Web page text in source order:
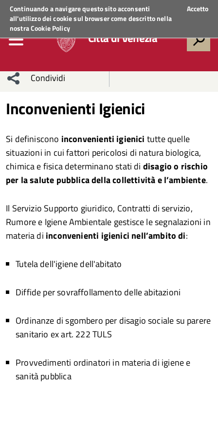
Continuando a navigare questo sito acconsenti
all'utilizzo dei cookie sul browser come descritto nella
nostraCookie Policy
Accetto
Regione VenetoACCEDI AI SERVIZI
Città di Venezia
Condividi
network
Condividi
Condividi
Facebook
su
Twitter
Condividi
su
Condividi
Whatsapp
Inconvenienti Igienici
Si definiscono inconvenienti igienici tutte quelle
situazioni in cui fattori pericolosi di natura biologica,
chimica e fisica determinano stati di disagio o rischio
per la salute pubblica della collettivitàel’ambiente.
Il Servizio Supporto giuridico, Contratti di servizio,
Rumore e Igiene Ambientale gestisce le segnalazioni in
materia di inconvenienti igienici nell’ambito di:
Tutela dell'igiene dell'abitato
Diffide per sovraffollamento delle abitazioni
Ordinanze di sgombero per disagio sociale su parere
sanitario ex art. 222 TULS
Provvedimenti ordinatori in materia di igiene e
sanità pubblica